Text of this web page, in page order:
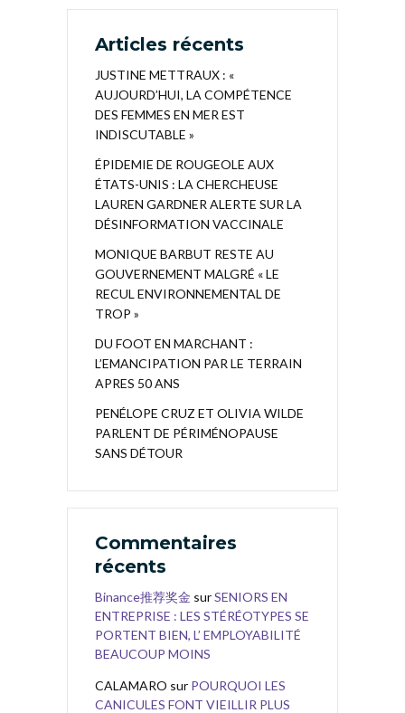
Articles récents
JUSTINE METTRAUX : «
AUJOURD’HUI, LA COMPÉTENCE
DES FEMMES EN MER EST
INDISCUTABLE »
ÉPIDEMIE DE ROUGEOLE AUX
ÉTATS-UNIS : LA CHERCHEUSE
LAUREN GARDNER ALERTE SUR LA
DÉSINFORMATION VACCINALE
MONIQUE BARBUT RESTE AU
GOUVERNEMENT MALGRÉ « LE
RECUL ENVIRONNEMENTAL DE
TROP »
DU FOOT EN MARCHANT :
L’EMANCIPATION PAR LE TERRAIN
APRES 50 ANS
PENÉLOPE CRUZ ET OLIVIA WILDE
PARLENT DE PÉRIMÉNOPAUSE
SANS DÉTOUR
Commentaires
récents
Binance推荐奖金 surSENIORS EN
ENTREPRISE : LES STÉRÉOTYPES SE
PORTENT BIEN, L’ EMPLOYABILITÉ
BEAUCOUP MOINS
CALAMARO sur POURQUOI LES
CANICULES FONT VIEILLIR PLUS